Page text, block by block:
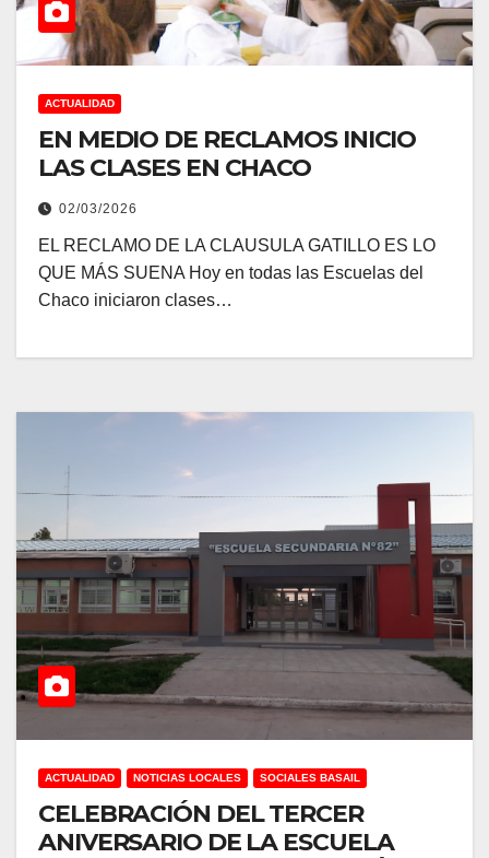
ACTUALIDAD
EN MEDIO DE RECLAMOS INICIO
LAS CLASES EN CHACO
02/03/2026
EL RECLAMO DE LA CLAUSULA GATILLO ES LO
QUE MÁS SUENA Hoy en todas las Escuelas del
Chaco iniciaron clases…
ACTUALIDAD NOTICIAS LOCALES SOCIALES BASAIL
CELEBRACIÓN DEL TERCER
ANIVERSARIO DE LA ESCUELA